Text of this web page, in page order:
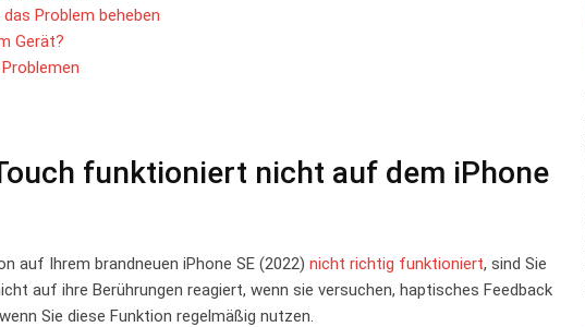
Problem beheben
Gerät?
funktioniert nicht auf dem iPhone
‌auf Ihrem brandneuen iPhone SE (2022) nicht ⁣richtig funktioniert, sind Sie
auf ihre Berührungen reagiert, wenn sie​ versuchen, haptisches Feedback
Sie diese Funktion regelmäßig ‍nutzen.